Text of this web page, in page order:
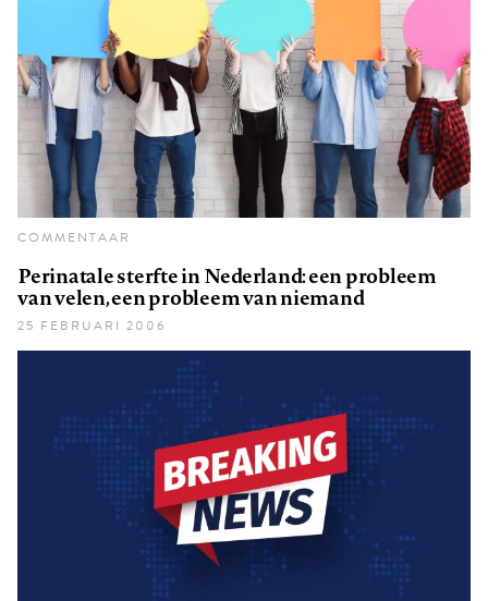
COMMENTAAR
Perinatale sterfte in Nederland: een probleem
van velen, een probleem van niemand
25 FEBRUARI 2006